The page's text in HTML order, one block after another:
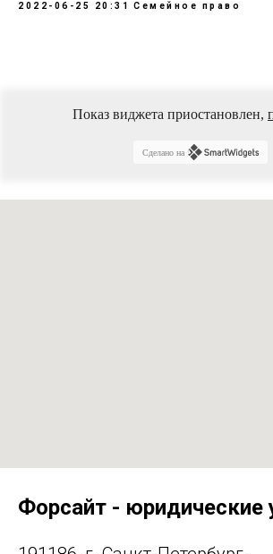
2022-06-25 20:31 Семейное право
Показ виджета приостановлен,
Сделано на
Форсайт - юридические